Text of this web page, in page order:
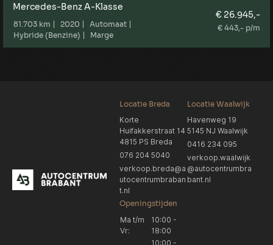
Mercedes-Benz A-Klasse
81.703 km 2020
Automaat
Hybride (Benzine)
Marge
€ 26.945,-
€ 443,- p/m
Locatie Breda
Korte
Huifakkerstraat 14
4815 PS Breda
076 204 5040
verkoop.breda@a
utocentrumbraban
t.nl
Locatie Waalwijk
Havenweg 19
5145 NJ Waalwijk
0416 234 095
verkoop.waalwijk
@autocentrumbra
bant.nl
Openingstijden
Ma t/m
Vr:
10:00 -
18:00
10:00 -